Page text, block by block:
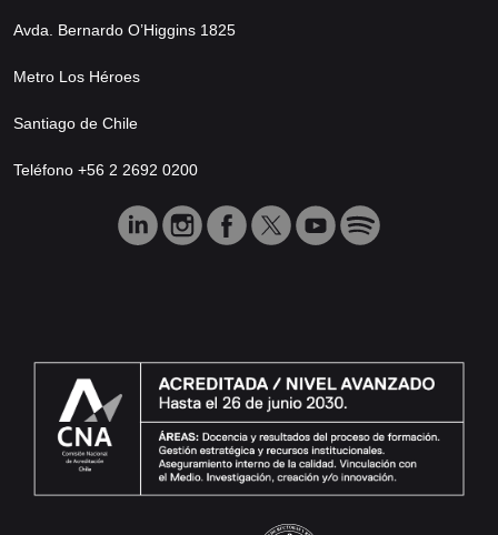
Avda. Bernardo O’Higgins 1825
Metro Los Héroes
Santiago de Chile
Teléfono +56 2 2692 0200